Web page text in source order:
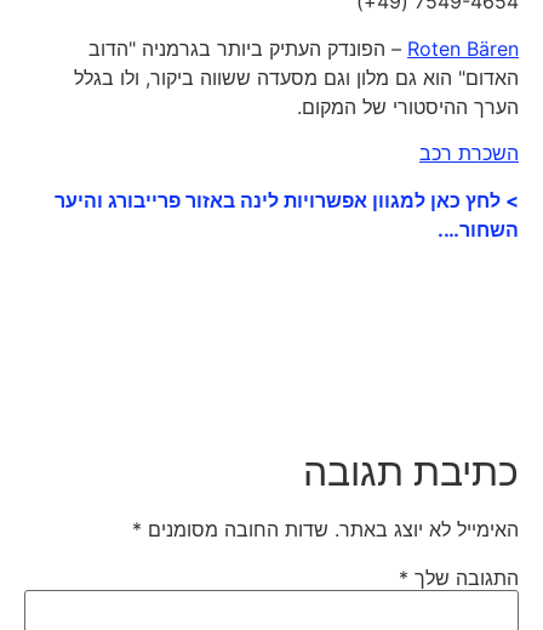
Roten Bären– הפונדק העתיק ביותר בגרמניה "הדוב
האדום" הוא גם מלון וגם מסעדה ששווה ביקור, ולו בגלל
הערך ההיסטורי של המקום.
השכרת רכב
> לחץ כאן למגוון אפשרויות לינה באזור פרייבורג והיער
השחור….
כתיבת תגובה
האימייל לא יוצג באתר. שדות החובה מסומנים*
התגובה שלך*